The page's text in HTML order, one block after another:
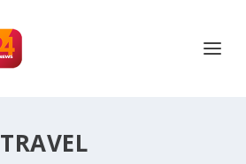
TRAVEL